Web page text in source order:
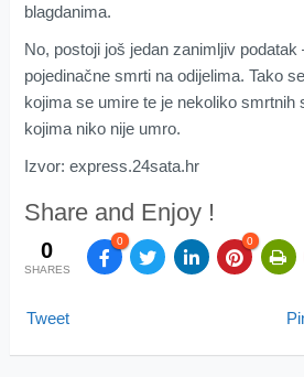
blagdanima.
No, postoji još jedan zanimljiv podatak
pojedinačne smrti na odijelima. Tako
kojima se umire te je nekoliko smrtnih
kojima niko nije umro.
Izvor: express.24sata.hr
Share and Enjoy !
0
SHARES
0 0
Tweet